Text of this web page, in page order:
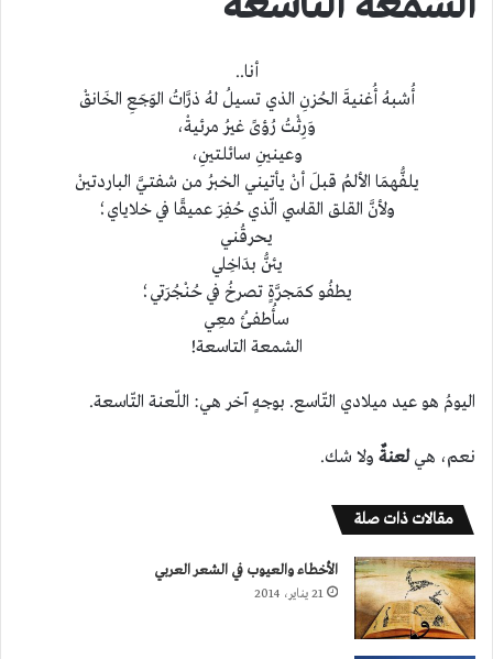
أنا..
أُشبهُ أُغنيةَ الحُزنِ الذي تسيلُ لهُ ذرَّاتُ الوَجَعِ الخَانقْ
وَرِثْتُ رُؤىً غيرُ مرئيةْ،
وعينينِ سائلتينِ،
يلفُّهمَا الألمُ قبلَ أنْ يأتيني الخبرُ من شفتـيَّ الباردتينْ
ولأنَّ القلق القاسي الّذي حُفِرَ عميقًا في خلاياي؛
يحرقُني
يئنُّ بدَاخِلي
يطفُو كمَجرَّةٍ تصرخُ في حُنْجُرَتي؛
سأُطفئُ معِي
الشمعة التاسعة!
اليومُ هو عيد ميلادي التّاسع. بوجهٍ آخر هي: اللّعنة التّاسعة.
نعم، هيلعنةٌ ولا شك.
مقالات ذات صلة
الأخطاء والعيوب في الشعر العربي
21 يناير، 2014